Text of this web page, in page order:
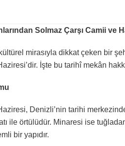
Solmaz Çarşı Camii ve
mirasıyla dikkat çeken bir
İşte bu tarihî mekân
Denizli’nin tarihi
ile örtülüdür. Minaresi ise
bir yapıdır.